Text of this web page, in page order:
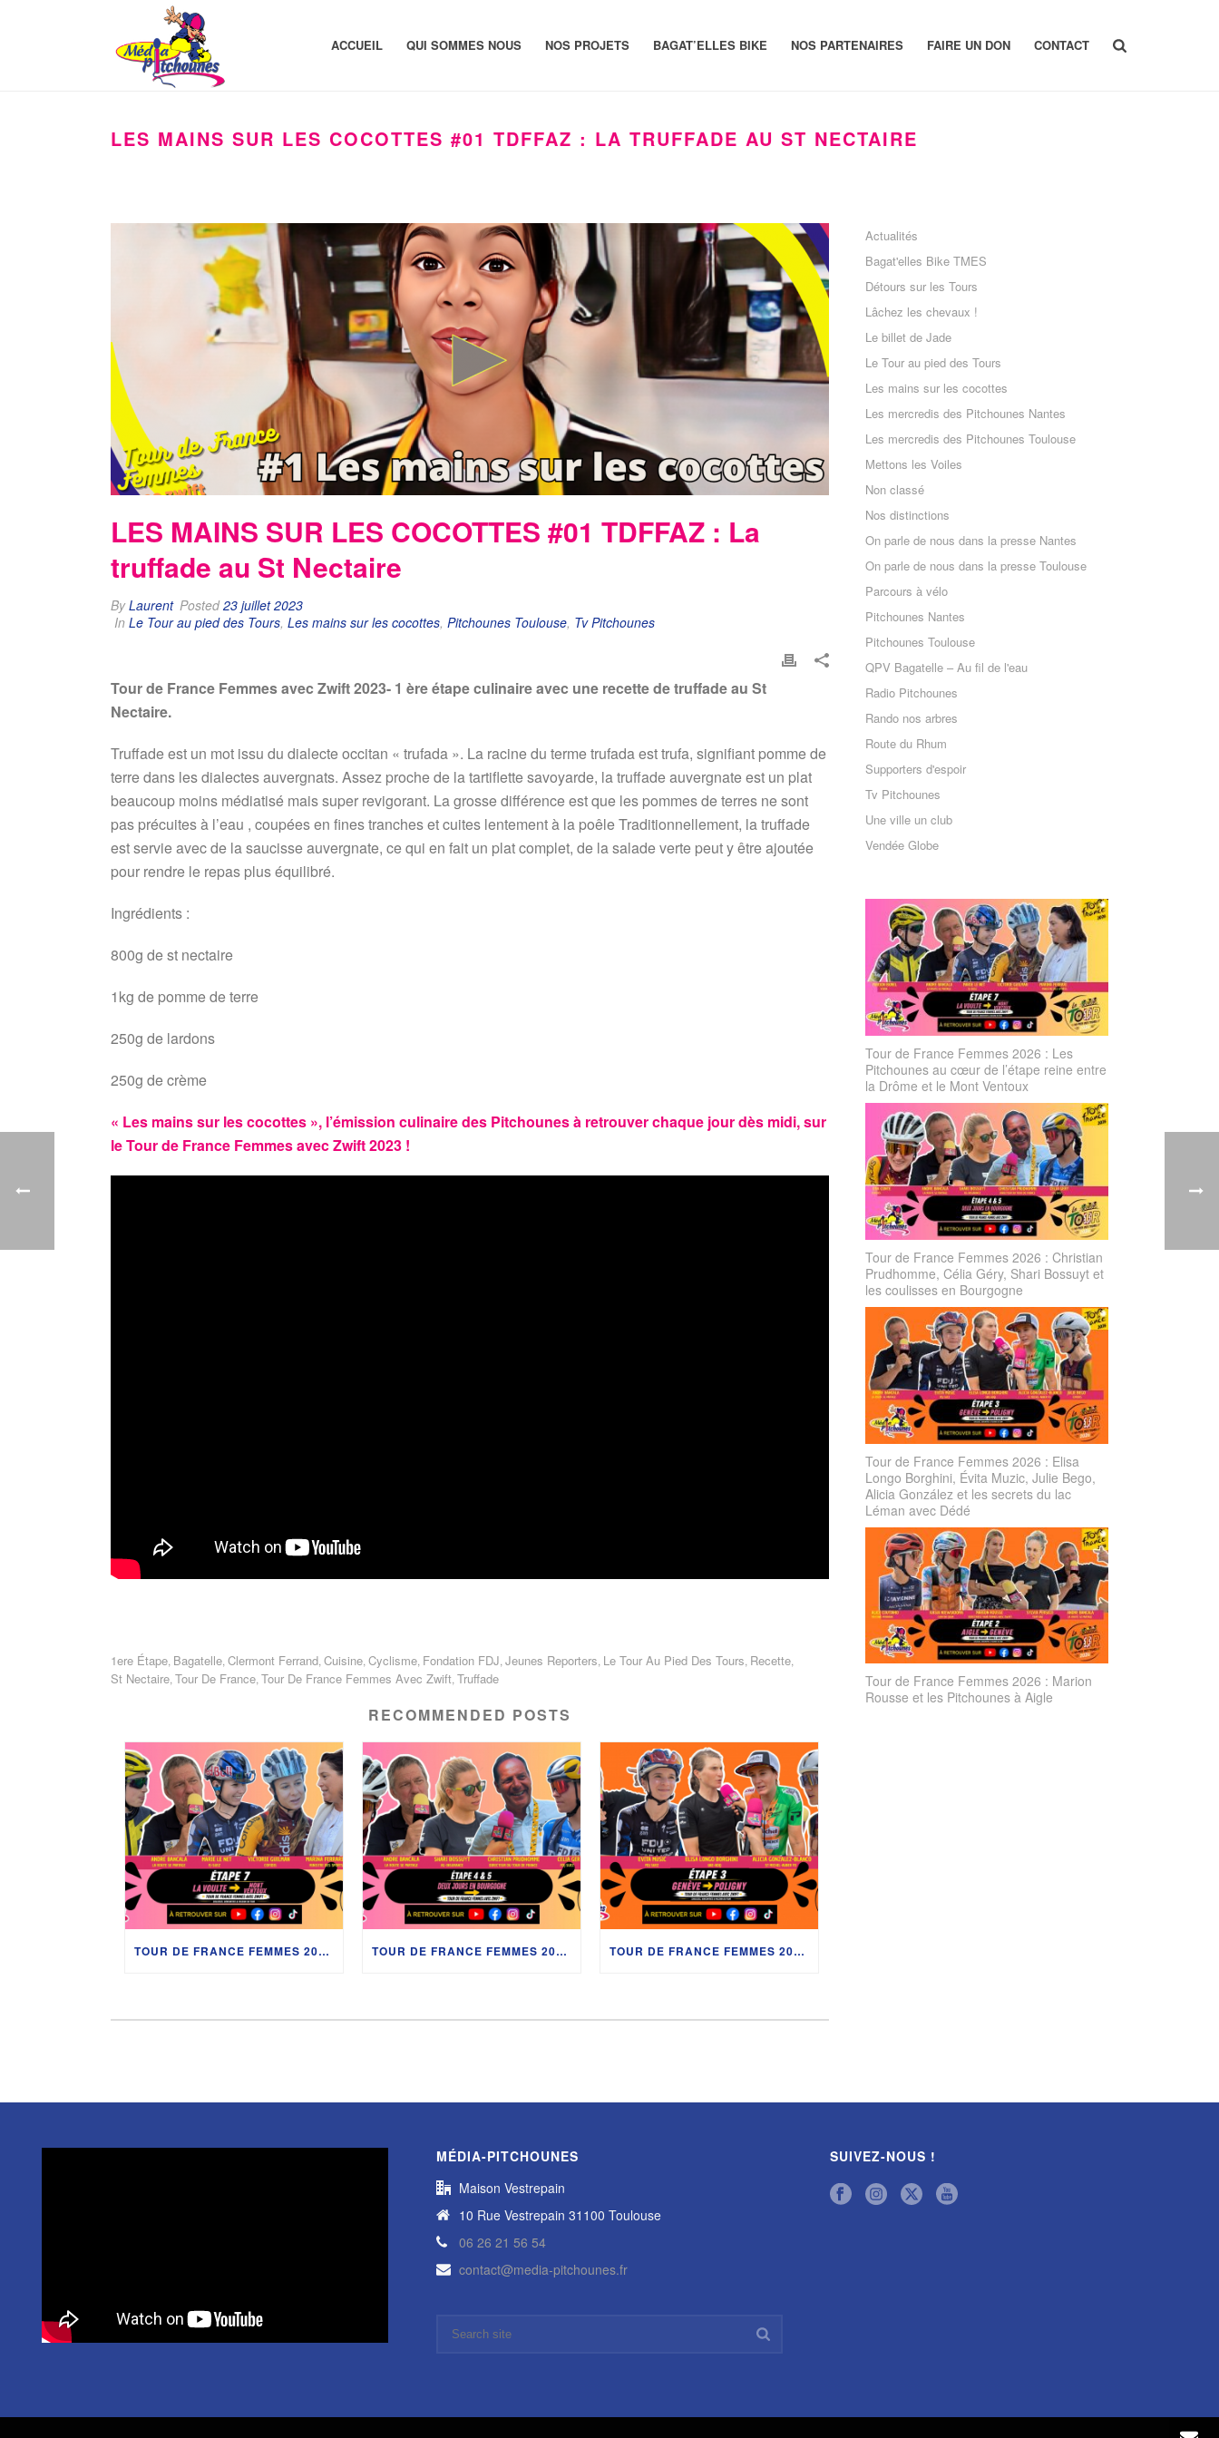
ACCUEIL QUI SOMMES NOUS NOS PROJETS BAGAT’ELLES BIKE NOS PARTENAIRES FAIRE UN DON CONTACT
LES MAINS SUR LES COCOTTES #01 TDFFAZ : LA TRUFFADE AU ST NECTAIRE
LES MAINS SUR LES COCOTTES #01 TDFFAZ : La
truffade au St Nectaire
ByLaurent Posted23 juillet 2023
In Le Tour au pied des Tours, Les mains sur les cocottes, Pitchounes Toulouse, Tv Pitchounes
Tour de France Femmes avec Zwift 2023- 1 ère étape culinaire avec une recette de truffade au St
Nectaire.
Truffade est un mot issu du dialecte occitan « trufada ». La racine du terme trufada est trufa, signifiant pomme de
terre dans les dialectes auvergnats. Assez proche de la tartiflette savoyarde, la truffade auvergnate est un plat
beaucoup moins médiatisé mais super revigorant. La grosse différence est que les pommes de terres ne sont
pas précuites à l’eau , coupées en fines tranches et cuites lentement à la poêle Traditionnellement, la truffade
est servie avec de la saucisse auvergnate, ce qui en fait un plat complet, de la salade verte peut y être ajoutée
pour rendre le repas plus équilibré.
Ingrédients :
800g de st nectaire
1kg de pomme de terre
250g de lardons
250g de crème
« Les mains sur les cocottes », l’émission culinaire des Pitchounes à retrouver chaque jour dès midi, sur
le Tour de France Femmes avec Zwift 2023 !
1ere Étape, Bagatelle,Clermont Ferrand,Cuisine,Cyclisme, Fondation FDJ,Jeunes Reporters, Le Tour Au Pied Des Tours, Recette,
St Nectaire,Tour De France,Tour De France Femmes Avec Zwift,Truffade
RECOMMENDED POSTS
TOUR DE FRANCE FEMMES 2026 : LES PITCHOUNES AU CŒUR DE L’ÉTAPE REINE ENTRE LA DRÔME ET LE MONT VENTOUX TOUR DE FRANCE FEMMES 2026 : CHRISTIAN PRUDHOMME, CÉLIA GÉRY, SHARI BOSSUYT ET LES COULISSES EN BOURGOGNE TOUR DE FRANCE FEMMES 2026 : ELISA LONGO BORGHINI, ÉVITA MUZIC, JULIE BEGO, ALICIA GONZÁLEZ ET LES SECRETS DU LAC LÉMAN AVEC DÉDÉ
Actualités
Bagat'elles Bike TMES
Détours sur les Tours
Lâchez les chevaux !
Le billet de Jade
Le Tour au pied des Tours
Les mains sur les cocottes
Les mercredis des Pitchounes Nantes
Les mercredis des Pitchounes Toulouse
Mettons les Voiles
Non classé
Nos distinctions
On parle de nous dans la presse Nantes
On parle de nous dans la presse Toulouse
Parcours à vélo
Pitchounes Nantes
Pitchounes Toulouse
QPV Bagatelle – Au fil de l'eau
Radio Pitchounes
Rando nos arbres
Route du Rhum
Supporters d'espoir
Tv Pitchounes
Une ville un club
Vendée Globe
Tour de France Femmes 2026 : Les
Pitchounes au cœur de l’étape reine entre
la Drôme et le Mont Ventoux
Tour de France Femmes 2026 : Christian
Prudhomme, Célia Géry, Shari Bossuyt et
les coulisses en Bourgogne
Tour de France Femmes 2026 : Elisa
Longo Borghini, Évita Muzic, Julie Bego,
Alicia González et les secrets du lac
Léman avec Dédé
Tour de France Femmes 2026 : Marion
Rousse et les Pitchounes à Aigle
MÉDIA-PITCHOUNES
Maison Vestrepain
10 Rue Vestrepain 31100 Toulouse
06 26 21 56 54
contact@media-pitchounes.fr
SUIVEZ-NOUS !